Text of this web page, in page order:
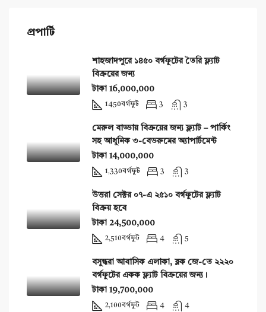
প্রপার্টি
শাহজাদপুরে ১৪৫০ বর্গফুটের তৈরি ফ্ল্যাট
বিক্রয়ের জন্য
টাকা 16,000,000
1450বর্গফুট 3 3
মেরুল বাড্ডায় বিক্রয়ের জন্য ফ্ল্যাট – পার্কিং
সহ আধুনিক ৩-বেডরুমের অ্যাপার্টমেন্ট
টাকা 14,000,000
1,330বর্গফুট 3 3
উত্তরা সেক্টর ০৭-এ ২৫১০ বর্গফুটের ফ্ল্যাট
বিক্রয় হবে
টাকা 24,500,000
2,510বর্গফুট 4 5
বসুন্ধরা আবাসিক এলাকা, ব্লক জে-তে ২২২০
বর্গফুটের একক ফ্ল্যাট বিক্রয়ের জন্য।
টাকা 19,700,000
2,100বর্গফুট 4 4